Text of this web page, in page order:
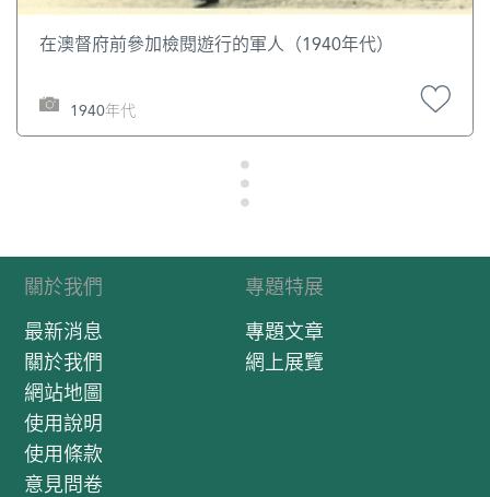
在澳督府前參加檢閱遊行的軍人（1940年代）
1940年代
關於我們
最新消息
關於我們
網站地圖
使用說明
使用條款
意見問卷
專題特展
專題文章
網上展覽